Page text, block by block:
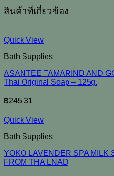
สินค้าที่เกี่ยวข้อง
Quick View
Bath Supplies
ASANTEE TAMARIND AND
Thai Original Soap – 125g.
฿245.31
Quick View
Bath Supplies
YOKO LAVENDER SPA MILK
FROM THAILNAD